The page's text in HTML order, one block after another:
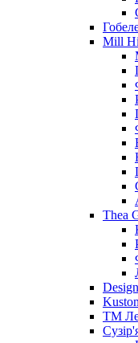
Mill
Thea
ТМ